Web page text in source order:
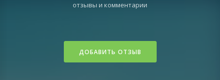
отзывы и комментарии
ДОБАВИТЬ ОТЗЫВ